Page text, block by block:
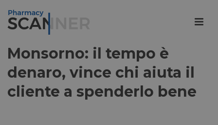
Monsorno: il tempo è
denaro, vince chi aiuta il
cliente a spenderlo bene